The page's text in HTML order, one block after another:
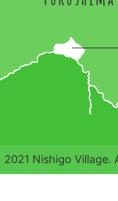
Nishigo Village.